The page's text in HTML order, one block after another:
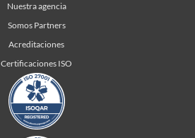
Nuestra agencia
Somos Partners
Acreditaciones
Certificaciones ISO